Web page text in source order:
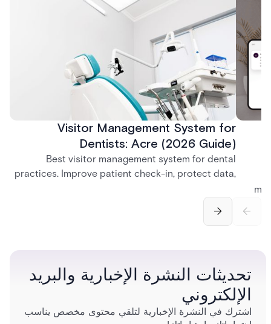
Visitor Management System for
Dentists: Acre (2026 Guide)
Best visitor management system for dental
practices. Improve patient check-in, protect data,
تحديثات النشرة الإخبارية والبريد
الإلكتروني
اشترك في النشرة الإخبارية لتلقي محتوى مخصص يناسب